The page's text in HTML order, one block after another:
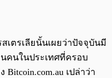
เตรเลียนั้นเผยว่าปัจจุบันมี
คนในประเทศที่ครอบ
เปล่าว่า